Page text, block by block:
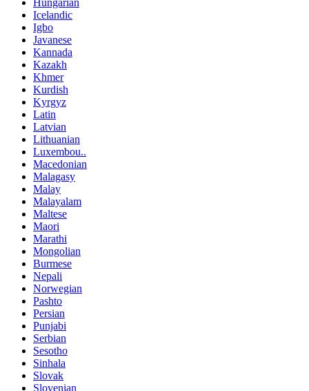
Hungarian
Icelandic
Igbo
Javanese
Kannada
Kazakh
Khmer
Kurdish
Kyrgyz
Latin
Latvian
Lithuanian
Luxembou..
Macedonian
Malagasy
Malay
Malayalam
Maltese
Maori
Marathi
Mongolian
Burmese
Nepali
Norwegian
Pashto
Persian
Punjabi
Serbian
Sesotho
Sinhala
Slovak
Slovenian